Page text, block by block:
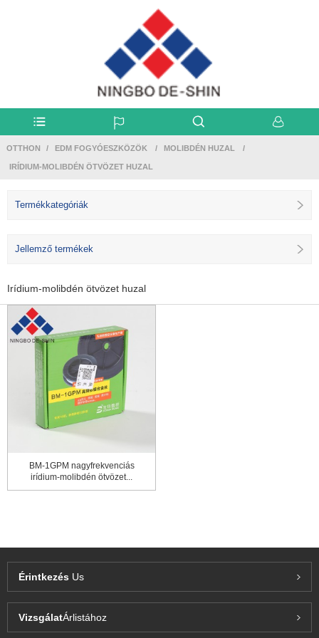
OTTHON EDM FOGYÓESZKÖZÖK MOLIBDÉN HUZAL
IRÍDIUM-MOLIBDÉN ÖTVÖZET HUZAL
Termékkategóriák
Jellemző termékek
Irídium-molibdén ötvözet huzal
BM-1GPM nagyfrekvenciás
irídium-molibdén ötvözet...
Érintkezés Us
VizsgálatÁrlistához